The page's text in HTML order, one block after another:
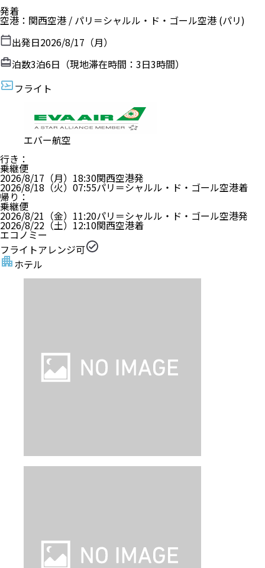
発着
空港 ： 関西空港 / パリ＝シャルル・ド・ゴール空港 (パリ)
出発日2026/8/17（月）
泊数3泊6日（現地滞在時間： 3日3時間）
フライト
エバー航空
行き ：
乗継便
2026/8/17（月） 18:30関西空港発
2026/8/18（火） 07:55パリ＝シャルル・ド・ゴール空港着
帰り ：
乗継便
2026/8/21（金） 11:20パリ＝シャルル・ド・ゴール空港発
2026/8/22（土） 12:10関西空港着
エコノミー
フライトアレンジ可
ホテル